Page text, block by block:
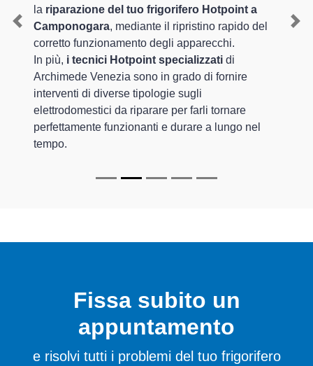
la riparazione del tuo frigorifero Hotpoint a
Camponogara, mediante il ripristino rapido del
corretto funzionamento degli apparecchi.
In più, i tecnici Hotpoint specializzati di
Archimede Venezia sono in grado di fornire
interventi di diverse tipologie sugli
elettrodomestici da riparare per farli tornare
perfettamente funzionanti e durare a lungo nel
tempo.
Previous
Fissa subito un
appuntamento
e risolvi tutti i problemi del tuo frigorifero